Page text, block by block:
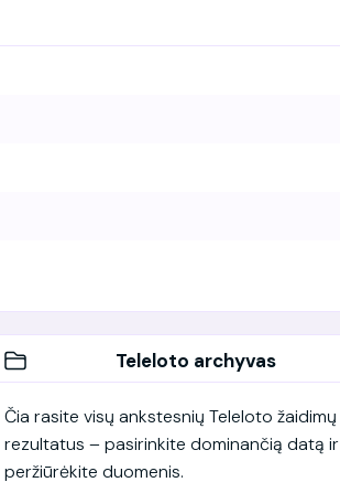
Teleloto archyvas
Čia rasite visų ankstesnių Teleloto žaidimų
rezultatus – pasirinkite dominančią datą ir
peržiūrėkite duomenis.